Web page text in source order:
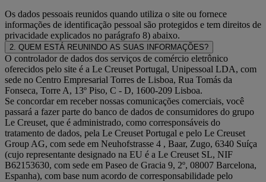
Os dados pessoais reunidos quando utiliza o site ou fornece
informações de identificação pessoal são protegidos e tem direitos de
privacidade explicados no parágrafo 8) abaixo.
2. QUEM ESTÁ REUNINDO AS SUAS INFORMAÇÕES?
O controlador de dados dos serviços de comércio eletrônico
oferecidos pelo site é a Le Creuset Portugal, Unipessoal LDA, com
sede no Centro Empresarial Torres de Lisboa, Rua Tomás da
Fonseca, Torre A, 13º Piso, C - D, 1600-209 Lisboa.
Se concordar em receber nossas comunicações comerciais, você
passará a fazer parte do banco de dados de consumidores do grupo
Le Creuset, que é administrado, como corresponsáveis do
tratamento de dados, pela Le Creuset Portugal e pelo Le Creuset
Group AG, com sede em Neuhofstrasse 4 , Baar, Zugo, 6340 Suíça
(cujo representante designado na EU é a Le Creuset SL, NIF
B62153630, com sede em Paseo de Gracia 9, 2º, 08007 Barcelona,
Espanha), com base num acordo de corresponsabilidade pelo